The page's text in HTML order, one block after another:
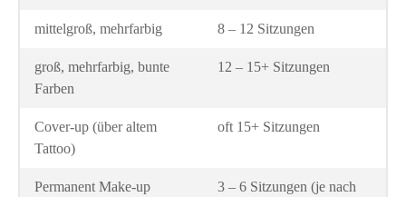
mittelgroß, mehrfarbig 8 – 12 Sitzungen
groß, mehrfarbig, bunte
Farben
12 – 15+ Sitzungen
Cover-up (über altem
Tattoo)
oft 15+ Sitzungen
Permanent Make-up
3 – 6 Sitzungen (je nach